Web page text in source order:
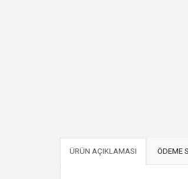
ÜRÜN AÇIKLAMASI ÖDEME